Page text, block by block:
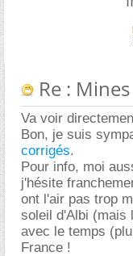
Re :
Va voir
Bon, je suis
corrigés.
Pour info, moi
j'hésite
ont l'air pas trop
soleil d'Albi (mais
avec le temps
France !